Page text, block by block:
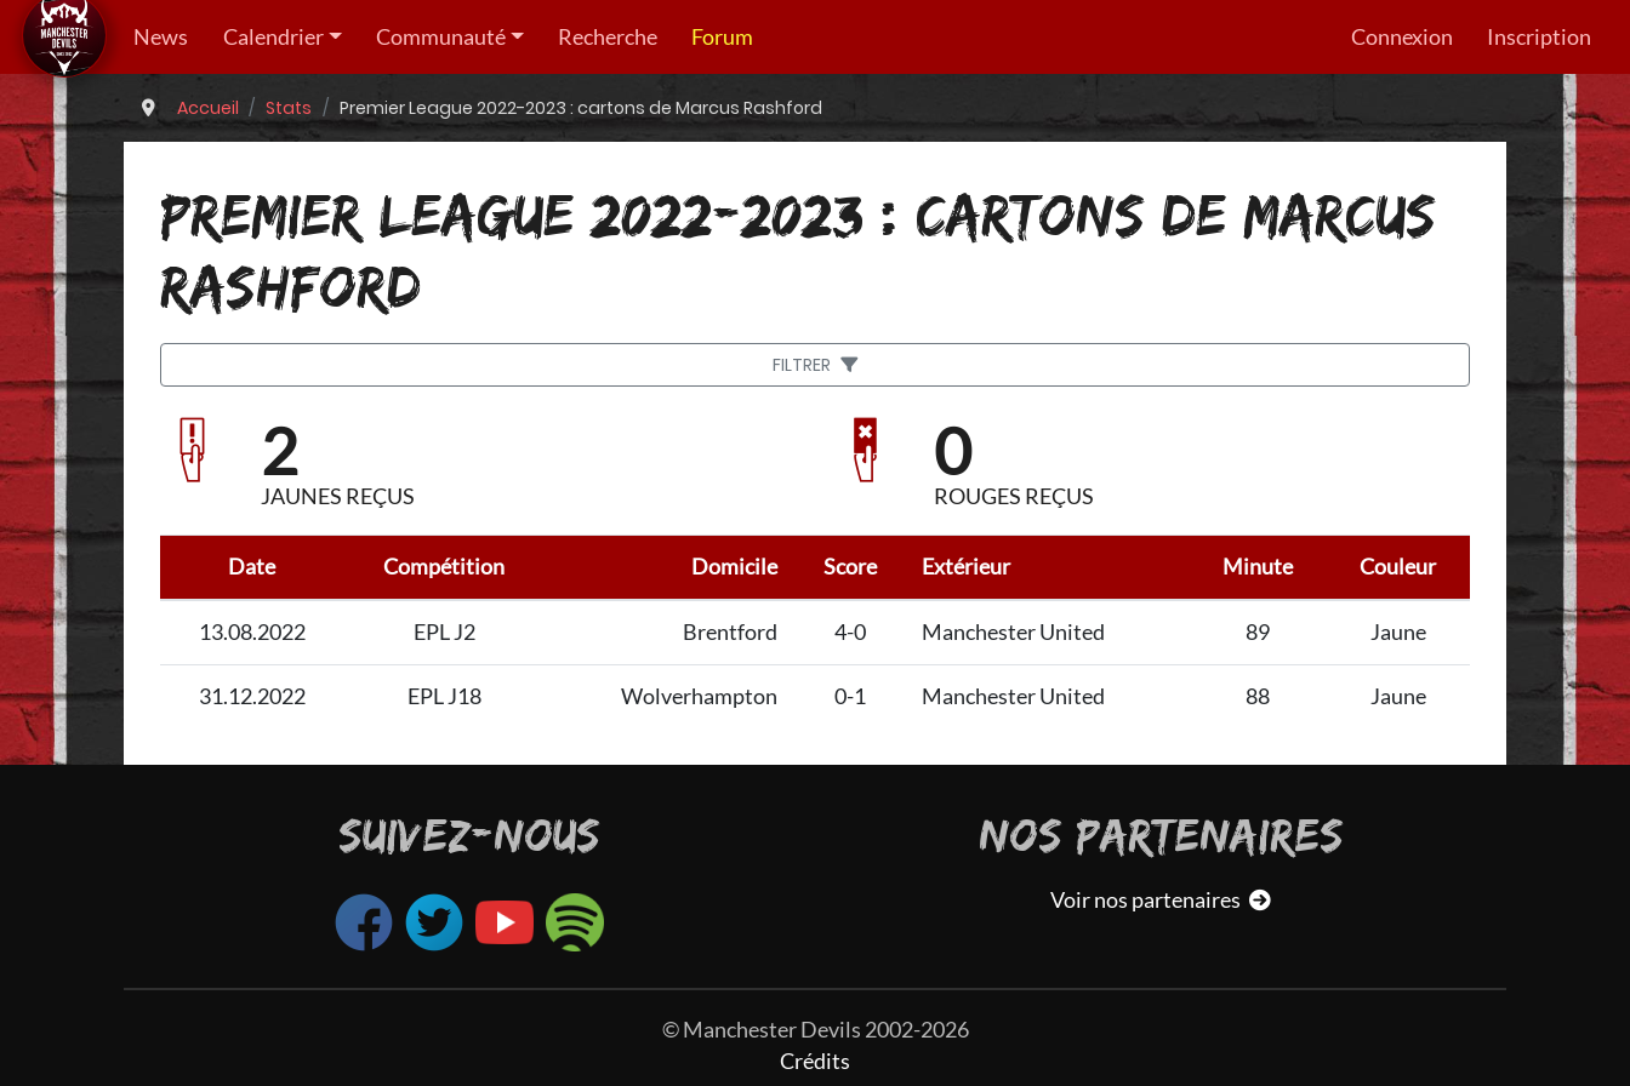
News Calendrier Communauté Recherche Forum Connexion Inscription
Accueil Stats Premier League 2022-2023 : cartons de Marcus Rashford
PREMIER LEAGUE 2022-2023 : CARTONS DE MARCUS
RASHFORD
FILTRER
2
JAUNES REÇUS
0
ROUGES REÇUS
Date Compétition Domicile Score Extérieur Minute Couleur
13.08.2022 EPL J2 Brentford 4-0 Manchester United 89 Jaune
31.12.2022 EPL J18 Wolverhampton 0-1 Manchester United 88 Jaune
SUIVEZ-NOUS NOS PARTENAIRES
Voir nos partenaires
© Manchester Devils 2002-2026
Crédits